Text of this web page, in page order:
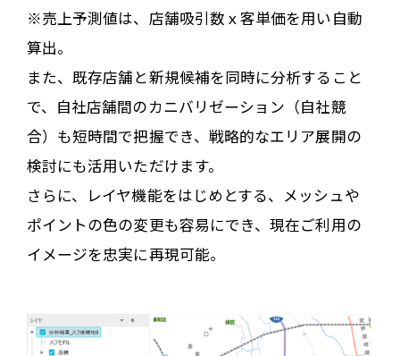
※売上予測値は、店舗吸引数ｘ客単価を用い自動
算出。
また、既存店舗と新規候補を同時に分析すること
で、自社店舗間のカニバリゼーション（自社競
合）も短時間で把握でき、戦略的なエリア展開の
検討にも活用いただけます。
さらに、レイヤ機能をはじめとする、メッシュや
ポイントの色の変更も容易にでき、現在ご利用の
イメージを忠実に再現可能。